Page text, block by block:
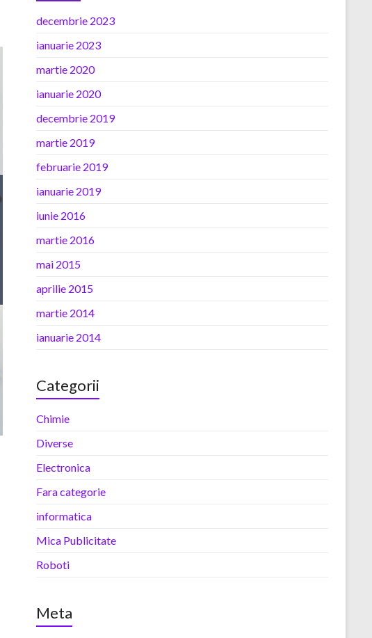
decembrie 2023
ianuarie 2023
martie 2020
ianuarie 2020
decembrie 2019
martie 2019
februarie 2019
ianuarie 2019
iunie 2016
martie 2016
mai 2015
aprilie 2015
martie 2014
ianuarie 2014
Categorii
Chimie
Diverse
Electronica
Fara categorie
informatica
Mica Publicitate
Roboti
Meta